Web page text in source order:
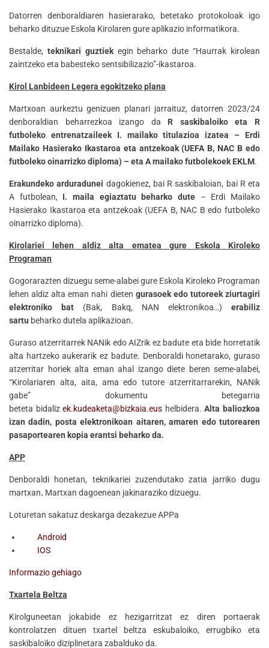
Datorren denboraldiaren hasierarako, betetako protokoloak igo
beharko dituzue Eskola Kirolaren gure aplikazio informatikora.
Bestalde, teknikari guztiekegin beharko dute “Haurrak kirolean
zaintzeko eta babesteko sentsibilizazio”-ikastaroa.
Kirol Lanbideen Legera egokitzeko plana
Martxoan aurkeztu genizuen planari jarraituz, datorren 2023/24
denboraldian beharrezkoa izango da R saskibaloiko eta R
futboleko entrenatzaileek I. mailako titulazioa izatea – Erdi
Mailako Hasierako Ikastaroa eta antzekoak (UEFA B, NAC B edo
futboleko oinarrizko diploma) – eta A mailako futbolekoek EKLM.
Erakundeko arduradunei dagokienez, bai R saskibaloian, bai R eta
A futbolean, I. maila egiaztatu beharko dute – Erdi Mailako
Hasierako Ikastaroa eta antzekoak (UEFA B, NAC B edo futboleko
oinarrizko diploma).
Kirolariei lehen aldiz alta ematea gure Eskola Kiroleko
Programan
Gogorarazten dizuegu seme-alabei gure Eskola Kiroleko Programan
lehen aldiz alta eman nahi dieten gurasoek edo tutoreek ziurtagiri
elektroniko bat (Bak, Bakq, NAN elektronikoa…)erabiliz
sartu beharko dutela aplikazioan.
Guraso atzerritarrek NANik edo AIZrik ez badute eta bide horretatik
alta hartzeko aukerarik ez badute. Denboraldi honetarako, guraso
atzerritar horiek alta eman ahal izango diete beren seme-alabei,
“Kirolariaren alta, aita, ama edo tutore atzerritarrarekin, NANik
gabe” dokumentu betegarria
beteta bidalizek.kudeaketa@bizkaia.eus helbidera.Alta baliozkoa
izan dadin, posta elektronikoan aitaren, amaren edo tutorearen
pasaportearen kopia erantsi beharko da.
APP
Denboraldi honetan, teknikariei zuzendutako zatia jarriko dugu
martxan. Martxan dagoenean jakinaraziko dizuegu.
Loturetan sakatuz deskarga dezakezue APPa
Android
IOS
Informazio gehiago
Txartela Beltza
Kirolguneetan jokabide ez hezigarritzat ez diren portaerak
kontrolatzen dituen txartel beltza eskubaloiko, errugbiko eta
saskibaloiko diziplinetara zabalduko da.